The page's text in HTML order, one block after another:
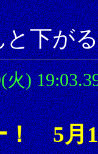
と下が
火)
！ 5月